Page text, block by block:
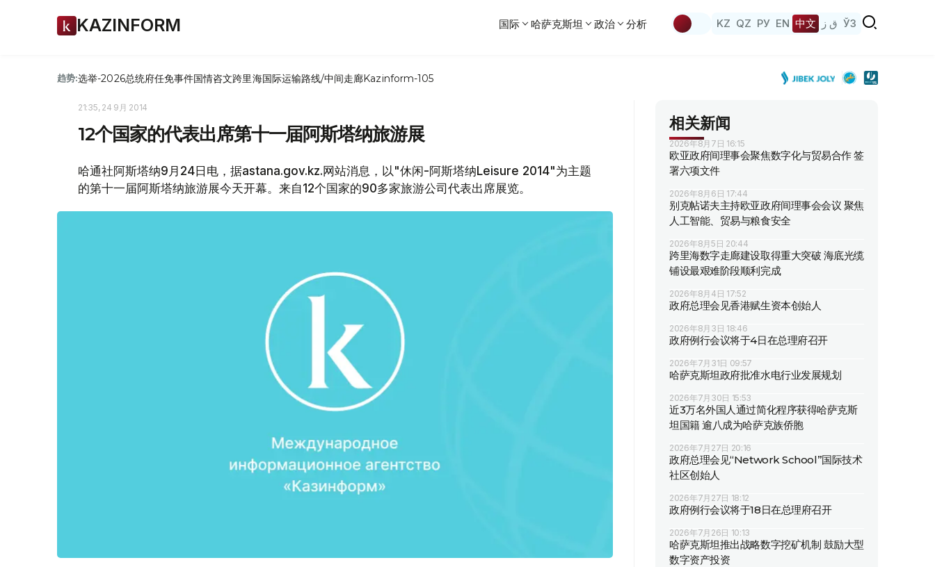
KAZINFORM 国际 哈萨克斯坦 政治 分析 KZ QZ РУ EN 中文 ق ز ЎЗ
趋势:选举-2026总统府任免事件国情咨文跨里海国际运输路线/中间走廊Kazinform-105
21:35, 24 9月 2014
12个国家的代表出席第十一届阿斯塔纳旅游展
哈通社阿斯塔纳9月24日电，据astana.gov.kz.网站消息，以"休闲-阿斯塔纳Leisure 2014"为主题
的第十一届阿斯塔纳旅游展今天开幕。来自12个国家的90多家旅游公司代表出席展览。
相关新闻
2026年8月7日 16:15
欧亚政府间理事会聚焦数字化与贸易合作 签
署六项文件
2026年8月6日 17:44
别克帖诺夫主持欧亚政府间理事会会议 聚焦
人工智能、贸易与粮食安全
2026年8月5日 20:44
跨里海数字走廊建设取得重大突破 海底光缆
铺设最艰难阶段顺利完成
2026年8月4日 17:52
政府总理会见香港赋生资本创始人
2026年8月3日 18:46
政府例行会议将于4日在总理府召开
2026年7月31日 09:57
哈萨克斯坦政府批准水电行业发展规划
2026年7月30日 15:53
近3万名外国人通过简化程序获得哈萨克斯
坦国籍 逾八成为哈萨克族侨胞
2026年7月27日 20:16
政府总理会见“Network School”国际技术
社区创始人
2026年7月27日 18:12
政府例行会议将于18日在总理府召开
2026年7月26日 10:13
哈萨克斯坦推出战略数字挖矿机制 鼓励大型
数字资产投资